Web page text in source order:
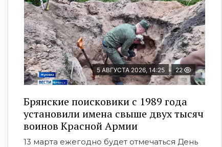
5 АВГУСТА 2026, 14:25 22
Брянские поисковики с 1989 года
установили имена свыше двух тысяч
воинов Красной Армии
13 марта ежегодно будет отмечаться День